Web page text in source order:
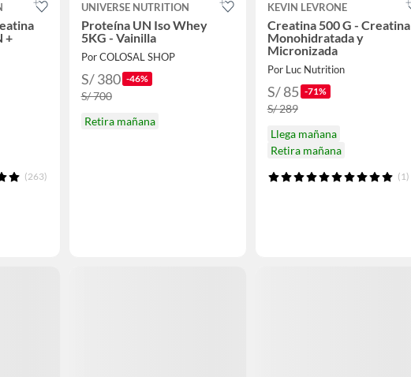
+
(263)
UNIVERSE NUTRITION
Proteína UN Iso Whey
5KG - Vainilla
Por COLOSAL SHOP
S/ 380 -46%
S/ 700
Retira mañana
KEVIN LEVRONE
Creatina 500 G - Creatina
Monohidratada y
Micronizada
Por Luc Nutrition
S/ 85 -71%
S/ 289
Llega mañana
Retira mañana
(1)